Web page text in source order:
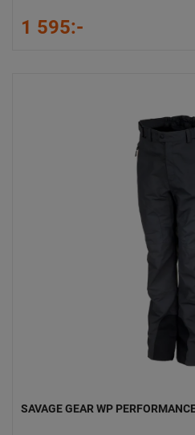
1 595:-
SAVAGE GEAR WP